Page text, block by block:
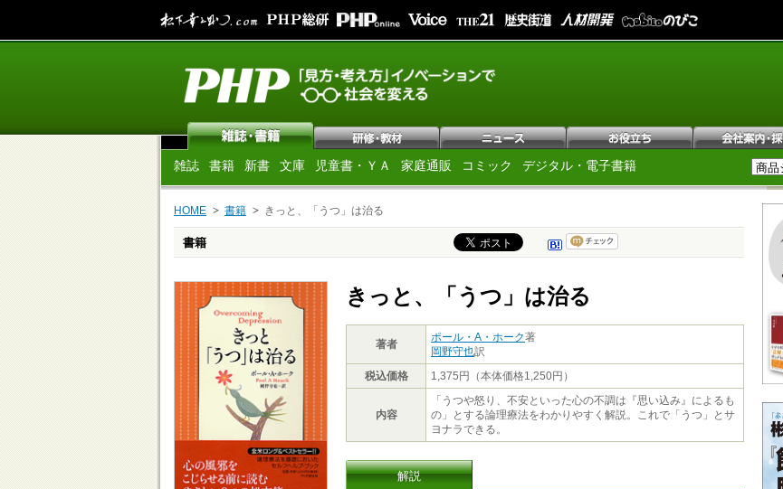
雑誌 書籍 新書 文庫 児童書・ＹＡ 家庭通販 コミック デジタル・電子書籍
HOME 書籍 きっと、「うつ」は治る
書籍
きっと、「うつ」は治る
著者
ポール・A・ホーク著
岡野守也訳
税込価格
1,375円（本体価格1,250円）
内容
「うつや怒り、不安といった心の不調は『思い込み』によるも
の」とする論理療法をわかりやすく解説。これで「うつ」とサ
ヨナラできる。
解説